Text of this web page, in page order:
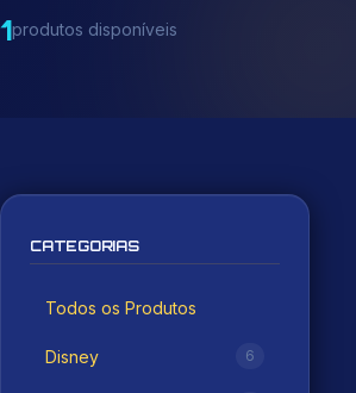
1produtos disponíveis
CATEGORIAS
Todos os Produtos
Disney 6